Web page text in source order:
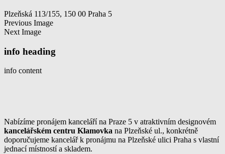
Plzeňská 113/155, 150 00 Praha 5
Previous Image
Next Image
info heading
info content
Nabízíme pronájem kanceláří na Praze 5 v atraktivním designovém
kancelářském centru Klamovka na Plzeňské ul., konkrétně
doporučujeme kancelář k pronájmu na Plzeňské ulici Praha s vlastní
jednací místností a skladem.